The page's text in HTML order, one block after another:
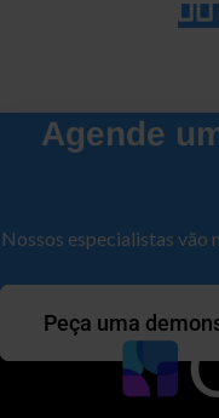
Agende
Nossos especialistas vão
Peça uma